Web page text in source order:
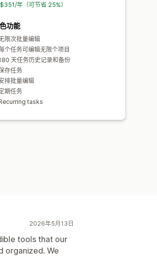
年（可节省 25%）
功能
限次批量编辑
个任务可编辑无限个项目
天任务历史记录和备份
存任务
排批量编辑
期任务
tasks
2026年5月13日
tools that our
organized. We